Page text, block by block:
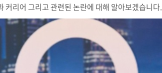
커리어 그리고 관련된 논란에 대해 알아보겠습니다.